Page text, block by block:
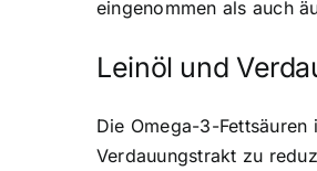
eingenommen als auch
Leinöl und
Die Omega-3-
Verdauungstrakt zu